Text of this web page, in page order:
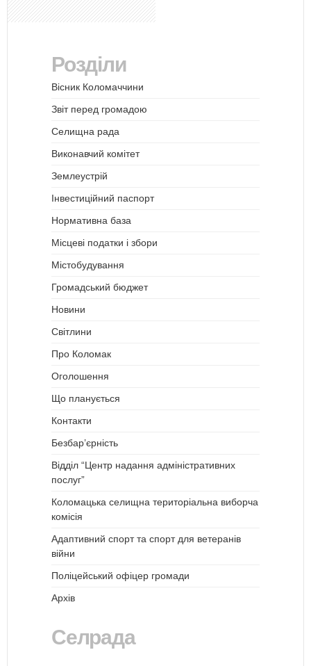
Розділи
Вісник Коломаччини
Звіт перед громадою
Селищна рада
Виконавчий комітет
Землеустрій
Інвестиційний паспорт
Нормативна база
Місцеві податки і збори
Містобудування
Громадський бюджет
Новини
Світлини
Про Коломак
Оголошення
Що планується
Контакти
Безбар’єрність
Відділ “Центр надання адміністративних
послуг”
Коломацька селищна територіальна виборча
комісія
Адаптивний спорт та спорт для ветеранів
війни
Поліцейський офіцер громади
Архів
Селрада